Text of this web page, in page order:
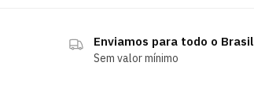
Enviamos para todo o Brasil
Sem valor mínimo